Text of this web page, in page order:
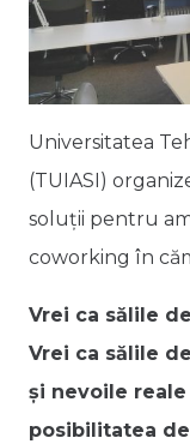
Universitatea
(TUIASI)
soluții pentru
coworking în
Vrei ca sălile
Vrei ca sălile
și nevoile
posibilitatea